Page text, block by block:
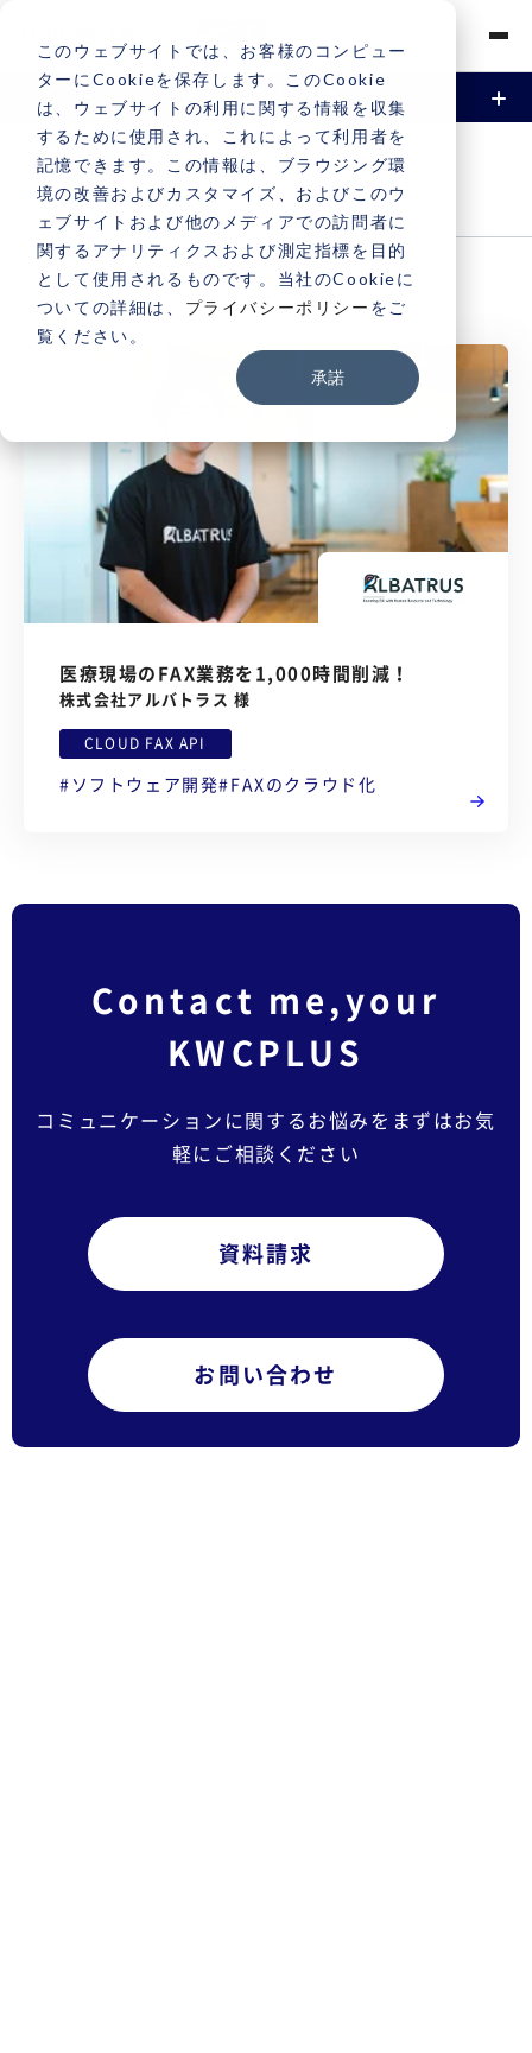
このウェブサイトでは、お客様のコンピュー
ターにCookieを保存します。このCookie
は、ウェブサイトの利用に関する情報を収集
するために使用され、これによって利用者を
記憶できます。この情報は、ブラウジング環
境の改善およびカスタマイズ、およびこのウ
ェブサイトおよび他のメディアでの訪問者に
関するアナリティクスおよび測定指標を目的
として使用されるものです。当社のCookieに
ついての詳細は、 プライバシーポリシー をご
覧ください。
承諾
CLOUD FAX
API版
WEB版
事例
お申し込み お問い合わせ
導入事例
CASE
医療現場のFAX業務を1,000時間削減！
株式会社アルバトラス 様
CLOUD FAX API
ソフトウェア開発 FAXのクラウド化
Contact me,your
KWCPLUS
コミュニケーションに関するお悩みをまずはお気
軽にご相談ください
資料請求
お問い合わせ